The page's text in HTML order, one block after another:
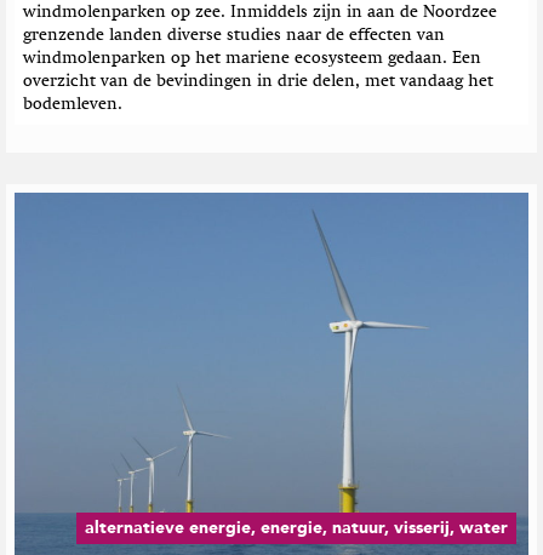
windmolenparken op zee. Inmiddels zijn in aan de Noordzee
grenzende landen diverse studies naar de effecten van
windmolenparken op het mariene ecosysteem gedaan. Een
overzicht van de bevindingen in drie delen, met vandaag het
bodemleven.
alternatieve energie, energie, natuur, visserij, water